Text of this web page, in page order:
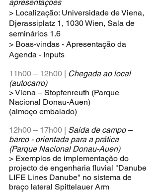
apresentações
> Localização: Universidade de Viena,
Djerassiplatz 1, 1030 Wien, Sala de
seminários 1.6
> Boas-vindas - Apresentação da
Agenda - Inputs
11h00 – 12h00 | Chegada ao local
(autocarro)
> Viena – Stopfenreuth (Parque
Nacional Donau-Auen)
(almoço embalado)
12h00 – 17h00 | Saída de campo –
barco - orientada para a prática
(Parque Nacional Donau-Auen)
> Exemplos de implementação do
projecto de engenharia fluvial "Danube
LIFE Lines Danube" no sistema de
braço lateral Spittelauer Arm